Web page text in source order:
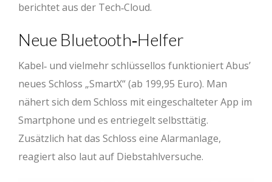
berichtet aus der Tech‐Cloud.
Neue Bluetooth‐Helfer
Kabel‐ und vielmehr schlüssellos funktioniert Abus’
neues Schloss „SmartX“ (ab 199,95 Euro). Man
nähert sich dem Schloss mit eingeschalteter App im
Smartphone und es entriegelt selbsttätig.
Zusätzlich hat das Schloss eine Alarmanlage,
reagiert also laut auf Diebstahlversuche.